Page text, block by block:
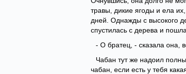
травы, дикие ягоды и ела
дней. Однажды с высокого
спустилась с дерева и
- О братец, - сказала она,
Чабан тут же надоил
чабан, если есть у тебя